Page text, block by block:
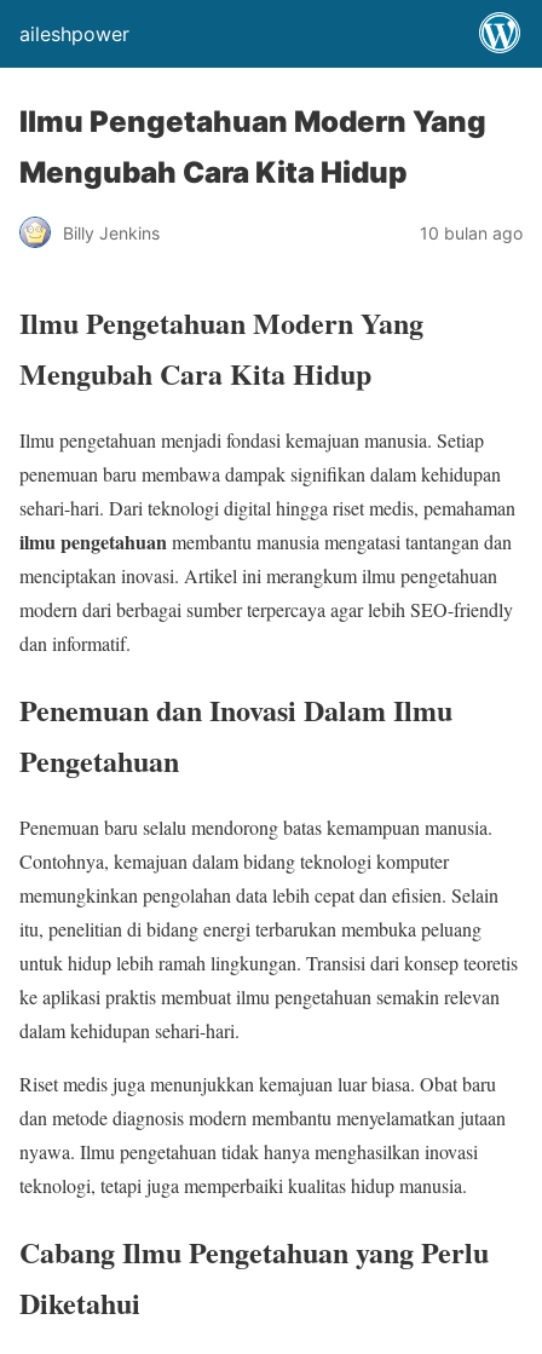
aileshpower
Ilmu Pengetahuan Modern Yang
Mengubah Cara Kita Hidup
Billy Jenkins 10 bulan ago
Ilmu Pengetahuan Modern Yang
Mengubah Cara Kita Hidup
Ilmu pengetahuan menjadi fondasi kemajuan manusia. Setiap
penemuan baru membawa dampak signifikan dalam kehidupan
sehari-hari. Dari teknologi digital hingga riset medis, pemahaman
ilmu pengetahuanmembantu manusia mengatasi tantangan dan
menciptakan inovasi. Artikel ini merangkum ilmu pengetahuan
modern dari berbagai sumber terpercaya agar lebih SEO-friendly
dan informatif.
Penemuan dan Inovasi Dalam Ilmu
Pengetahuan
Penemuan baru selalu mendorong batas kemampuan manusia.
Contohnya, kemajuan dalam bidang teknologi komputer
memungkinkan pengolahan data lebih cepat dan efisien. Selain
itu, penelitian di bidang energi terbarukan membuka peluang
untuk hidup lebih ramah lingkungan. Transisi dari konsep teoretis
ke aplikasi praktis membuat ilmu pengetahuan semakin relevan
dalam kehidupan sehari-hari.
Riset medis juga menunjukkan kemajuan luar biasa. Obat baru
dan metode diagnosis modern membantu menyelamatkan jutaan
nyawa. Ilmu pengetahuan tidak hanya menghasilkan inovasi
teknologi, tetapi juga memperbaiki kualitas hidup manusia.
Cabang Ilmu Pengetahuan yang Perlu
Diketahui